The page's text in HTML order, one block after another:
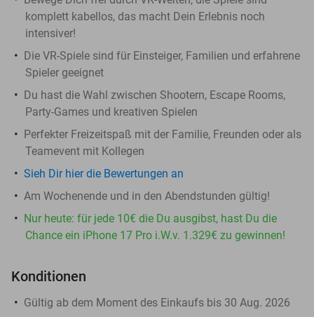
komplett kabellos, das macht Dein Erlebnis noch
intensiver!
Die VR-Spiele sind für Einsteiger, Familien und erfahrene
Spieler geeignet
Du hast die Wahl zwischen Shootern, Escape Rooms,
Party-Games und kreativen Spielen
Perfekter Freizeitspaß mit der Familie, Freunden oder als
Teamevent mit Kollegen
Sieh Dir hier die Bewertungen an
Am Wochenende und in den Abendstunden gültig!
Nur heute: für jede 10€ die Du ausgibst, hast Du die
Chance ein iPhone 17 Pro i.W.v. 1.329€ zu gewinnen!
Konditionen
Gültig ab dem Moment des Einkaufs bis 30 Aug. 2026